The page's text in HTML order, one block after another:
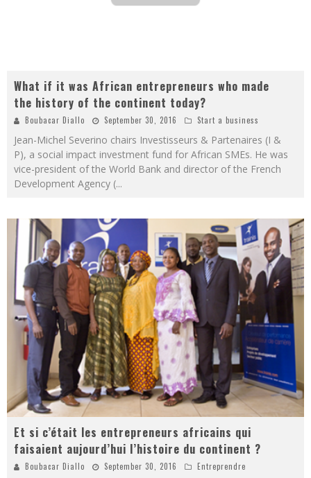
What if it was African entrepreneurs who made
the history of the continent today?
Boubacar Diallo September 30, 2016 Start a business
Jean-Michel Severino chairs Investisseurs & Partenaires (I &
P), a social impact investment fund for African SMEs. He was
vice-president of the World Bank and director of the French
Development Agency (...
Et si c’était les entrepreneurs africains qui
faisaient aujourd’hui l’histoire du continent ?
Boubacar Diallo September 30, 2016 Entreprendre